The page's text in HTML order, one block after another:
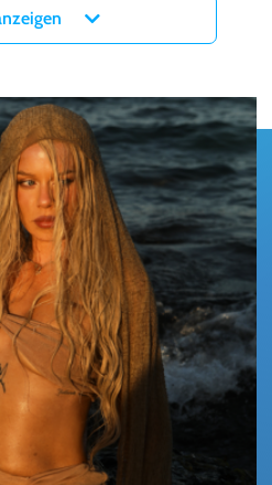
und Selbstvertrauen mit der
die ihre Community so liebt.
Vorverkauf bei myticket.